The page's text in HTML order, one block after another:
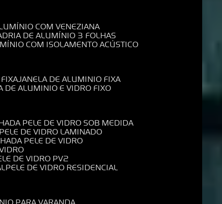
COM VENEZIANA
DE ALUMÍNIO 3 FOLHAS
COM ISOLAMENTO ACÚSTICO
JANELA DE ALUMINIO FIXA
DE ALUMINIO E VIDRO FIXO
PELE DE VIDRO SOB MEDIDA
PELE DE VIDRO LAMINADO
PELE DE VIDRO
DE VIDRO PV2
PELE DE VIDRO RESIDENCIAL